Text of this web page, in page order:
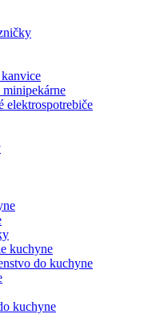
elektrospotrebiče
kuchyne
do kuchyne
kuchyne